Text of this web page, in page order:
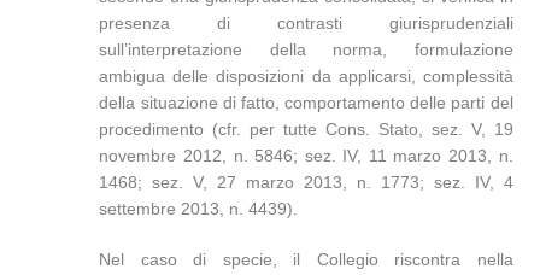
presenza di contrasti giurisprudenziali
sull’interpretazione della norma, formulazione
ambigua delle disposizioni da applicarsi, complessità
della situazione di fatto, comportamento delle parti del
procedimento (cfr. per tutte Cons. Stato, sez. V, 19
novembre 2012, n. 5846; sez. IV, 11 marzo 2013, n.
1468; sez. V, 27 marzo 2013, n. 1773; sez. IV, 4
settembre 2013, n. 4439).
Nel caso di specie, il Collegio riscontra nella